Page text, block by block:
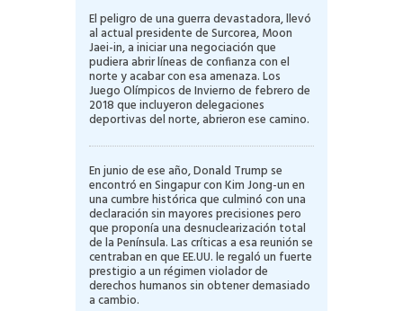
El peligro de una guerra devastadora, llevó
al actual presidente de Surcorea, Moon
Jaei-in, a iniciar una negociación que
pudiera abrir líneas de confianza con el
norte y acabar con esa amenaza. Los
Juego Olímpicos de Invierno de febrero de
2018 que incluyeron delegaciones
deportivas del norte, abrieron ese camino.
En junio de ese año, Donald Trump se
encontró en Singapur con Kim Jong-un en
una cumbre histórica que culminó con una
declaración sin mayores precisiones pero
que proponía una desnuclearización total
de la Península. Las críticas a esa reunión se
centraban en que EE.UU. le regaló un fuerte
prestigio a un régimen violador de
derechos humanos sin obtener demasiado
a cambio.